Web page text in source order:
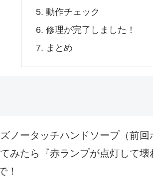
動作チェック
修理が完了しました！
まとめ
ノータッチハンドソープ（前
みたら『赤ランプが点灯して
！